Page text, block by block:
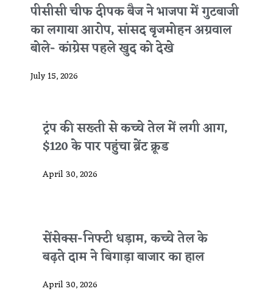
पीसीसी चीफ दीपक बैज ने भाजपा में गुटबाजी
का लगाया आरोप, सांसद बृजमोहन अग्रवाल
बोले- कांग्रेस पहले खुद को देखे
July 15, 2026
ट्रंप की सख्ती से कच्चे तेल में लगी आग,
$120 के पार पहुंचा ब्रेंट क्रूड
April 30, 2026
सेंसेक्स-निफ्टी धड़ाम, कच्चे तेल के
बढ़ते दाम ने बिगाड़ा बाजार का हाल
April 30, 2026